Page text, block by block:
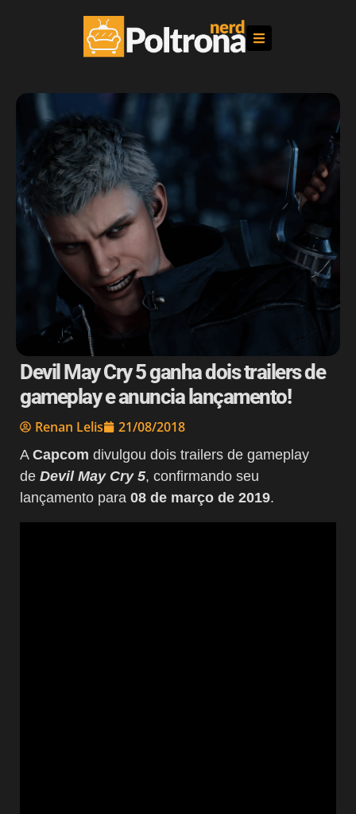
Devil May Cry 5 ganha dois trailers de
gameplay e anuncia lançamento!
Renan Lelis 21/08/2018
A Capcom divulgou dois trailers de gameplay
de Devil May Cry 5, confirmando seu
lançamento para 08 de março de 2019.